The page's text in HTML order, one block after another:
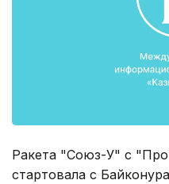
Ракета "Союз-У" с
стартовала с